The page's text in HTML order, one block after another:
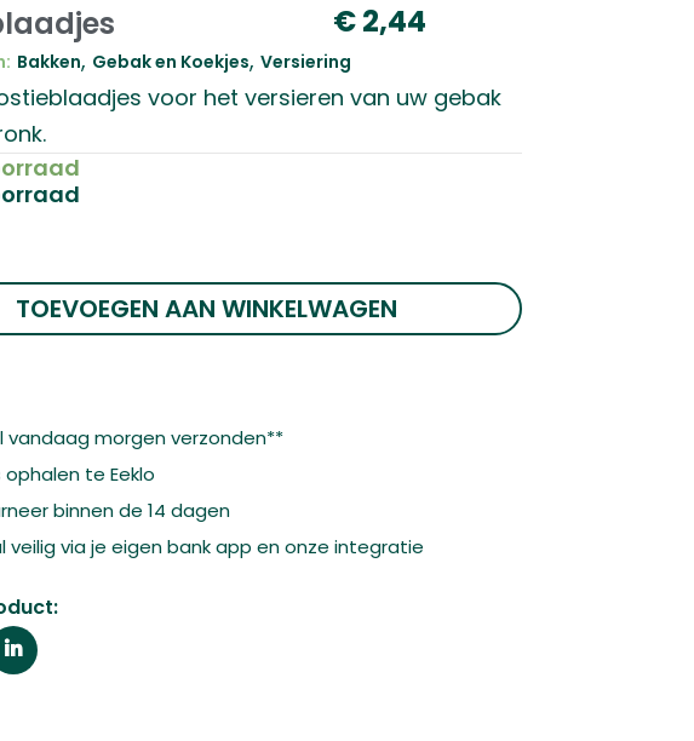
€2,44
Bakken, Gebak en Koekjes, Versiering
voor het versieren van uw gebak
TOEVOEGEN AAN WINKELWAGEN
vandaag morgen verzonden**
ophalen te Eeklo
binnen de 14 dagen
veilig via je eigen bank app en onze integratie